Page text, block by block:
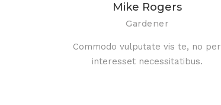
Mike Rogers
Gardener
Commodo vulputate vis te, no per
interesset necessitatibus.